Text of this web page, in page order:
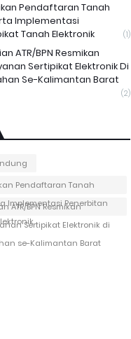
Pendaftaran Tanah
Implementasi
Tanah Elektronik
(1)
ATR/BPN Resmikan
Sertipikat Elektronik Di
Se-Kalimantan Barat
(2)
Pendaftaran Tanah
Implementasi Penerbitan
ATR/BPN Resmikan
Sertipikat Elektronik di
se-Kalimantan Barat